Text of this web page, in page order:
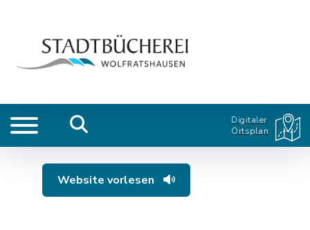
Digitaler
Ortsplan
Website vorlesen